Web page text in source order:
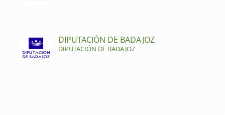
DIPUTACIÓN DE BADAJOZ
DIPUTACIÓN DE BADAJOZ